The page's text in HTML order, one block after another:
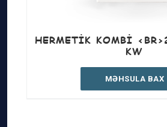
HERMETIK KOMBI
KW
MƏHSULA BAX